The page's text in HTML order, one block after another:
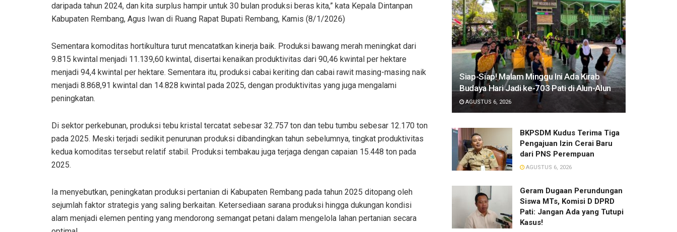
daripada tahun 2024, dan kita surplus hampir untuk 30 bulan produksi beras kita,” kata Kepala Dintanpan
Kabupaten Rembang, Agus Iwan di Ruang Rapat Bupati Rembang, Kamis (8/1/2026)
Sementara komoditas hortikultura turut mencatatkan kinerja baik. Produksi bawang merah meningkat dari
9.815 kwintal menjadi 11.139,60 kwintal, disertai kenaikan produktivitas dari 90,46 kwintal per hektare
menjadi 94,4 kwintal per hektare. Sementara itu, produksi cabai keriting dan cabai rawit masing-masing naik
menjadi 8.868,91 kwintal dan 14.828 kwintal pada 2025, dengan produktivitas yang juga mengalami
peningkatan.
Di sektor perkebunan, produksi tebu kristal tercatat sebesar 32.757 ton dan tebu tumbu sebesar 12.170 ton
pada 2025. Meski terjadi sedikit penurunan produksi dibandingkan tahun sebelumnya, tingkat produktivitas
kedua komoditas tersebut relatif stabil. Produksi tembakau juga terjaga dengan capaian 15.448 ton pada
2025.
Ia menyebutkan, peningkatan produksi pertanian di Kabupaten Rembang pada tahun 2025 ditopang oleh
sejumlah faktor strategis yang saling berkaitan. Ketersediaan sarana produksi hingga dukungan kondisi
alam menjadi elemen penting yang mendorong semangat petani dalam mengelola lahan pertanian secara
Siap-Siap! Malam Minggu Ini Ada Kirab
Budaya Hari Jadi ke-703 Pati di Alun-Alun
AGUSTUS 6, 2026
BKPSDM Kudus Terima Tiga
Pengajuan Izin Cerai Baru
dari PNS Perempuan
AGUSTUS 6, 2026
Geram Dugaan Perundungan
Siswa MTs, Komisi D DPRD
Pati: Jangan Ada yang Tutupi
Kasus!